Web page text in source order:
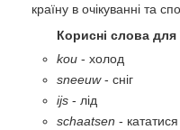
країну в очікуванні та
Корисні слова
kou - холод
sneeuw- сніг
ijs - лід
schaatsen -